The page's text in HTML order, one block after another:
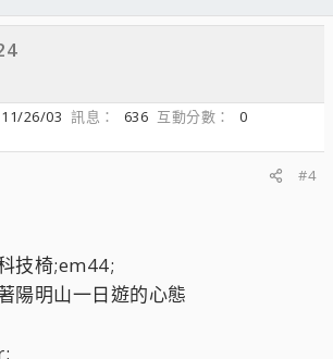
11/26/03 訊息 636 互動分數
0
#4
技椅;em44;
陽明山一日遊的心態